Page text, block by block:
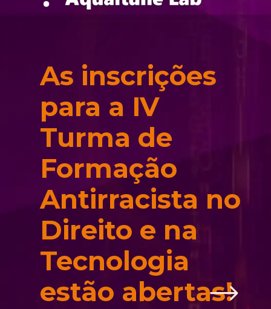
As inscrições
para a IV
Turma de
Formação
Antirracista no
Direito e na
Tecnologia
estão abertas!